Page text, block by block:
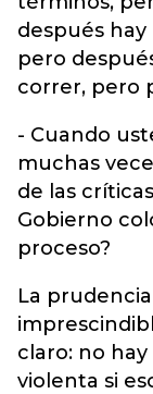
después
pero
correr, pero
- Cuando
muchas
de las
Gobierno
proceso?
La
claro: no
violenta si